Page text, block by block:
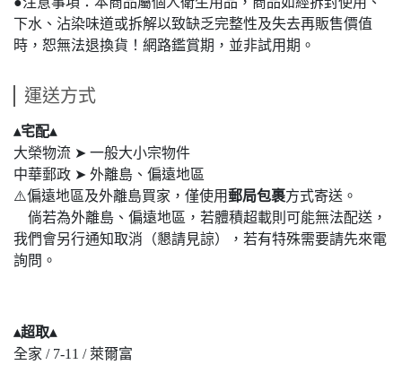
下水、沾染味道或拆解以致缺乏完整性及失去再販售價值
時，恕無法退換貨！網路鑑賞期，並非試用期。
運送方式
▴宅配▴
大榮物流 ➤ 一般大小宗物件
中華郵政 ➤ 外離島、偏遠地區
⚠️偏遠地區及外離島買家，僅使用郵局包裹方式寄送。
倘若為外離島、偏遠地區，若體積超載則可能無法配送，
我們會另行通知取消（懇請見諒），若有特殊需要請先來電
詢問。
▴超取▴
全家 / 7-11 / 萊爾富